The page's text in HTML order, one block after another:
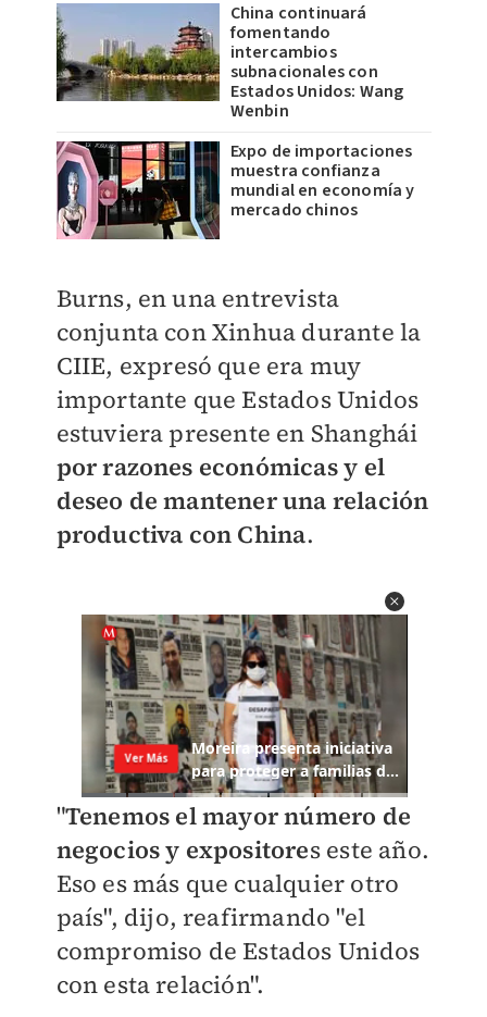
China continuará
fomentando
intercambios
subnacionales con
Estados Unidos: Wang
Wenbin
Expo de importaciones
muestra confianza
mundial en economía y
mercado chinos
Burns, en una entrevista
conjunta con Xinhua durante la
CIIE, expresó que era muy
importante que Estados Unidos
estuviera presente en Shanghái
por razones económicas y el
deseo de mantener una relación
productiva con China.
"Tenemos el mayor número de
negocios y expositores este año.
Eso es más que cualquier otro
país", dijo, reafirmando "el
compromiso de Estados Unidos
con esta relación".